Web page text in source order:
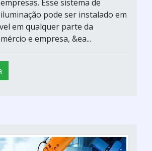
Esse sistema de
pode ser instalado em
em qualquer parte da
e empresa, &ea...